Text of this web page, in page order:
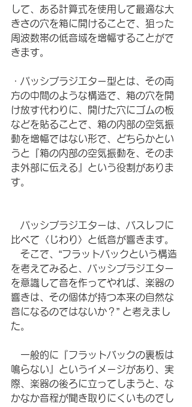
して、ある計算式を使用して最適な大
きさの穴を箱に開けることで、狙った
周波数帯の低音域を増幅することがで
きます。
・パッシブラジエター型とは、その両
方の中間のような構造で、箱の穴を開
け放す代わりに、開けた穴にゴムの板
などを貼ることで、箱の内部の空気振
動を増幅ではない形で、どちらかとい
うと『箱の内部の空気振動を、そのま
ま外部に伝える』という役割がありま
す。
パッシブラジエターは、バスレフに
比べて〈じわり〉と低音が響きます。
そこで、“フラットバックという構造
を考えてみると、パッシブラジエター
を意識して音を作ってやれば、楽器の
響きは、その個体が持つ本来の自然な
音になるのではないか？” と考えまし
た。
一般的に『フラットバックの裏板は
鳴らない』というイメージがあり、実
際、楽器の後ろに立ってしまうと、な
かなか音程が聞き取りにくいものでし